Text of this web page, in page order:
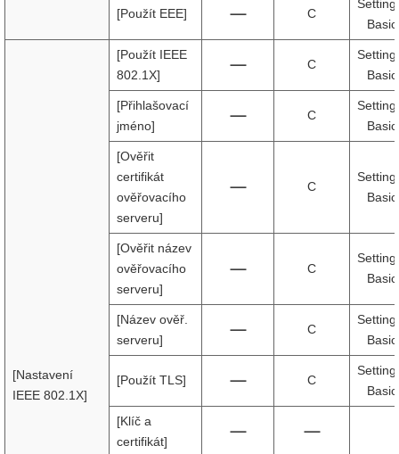
[Použít EEE] C
[Nastavení
IEEE 802.1X]
[Použít IEEE
802.1X]
C
[Přihlašovací
jméno]
C
[Ověřit
certifikát
ověřovacího
serveru]
C
[Ověřit název
ověřovacího
serveru]
C
[Název ověř.
serveru]
C
[Použít TLS] C
[Klíč a
certifikát]